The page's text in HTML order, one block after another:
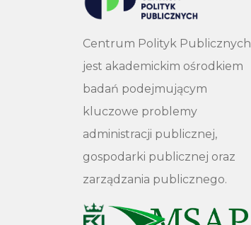
Centrum Polityk Publicznych
jest akademickim ośrodkiem
badań podejmującym
kluczowe problemy
administracji publicznej,
gospodarki publicznej oraz
zarządzania publicznego.